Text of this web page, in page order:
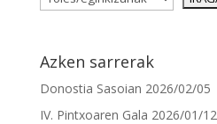
Azken sarrerak
Donostia Sasoian 2026/02/05
IV. Pintxoaren Gala 2026/01/12